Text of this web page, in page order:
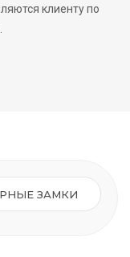
клиенту по
ЗАМКИ